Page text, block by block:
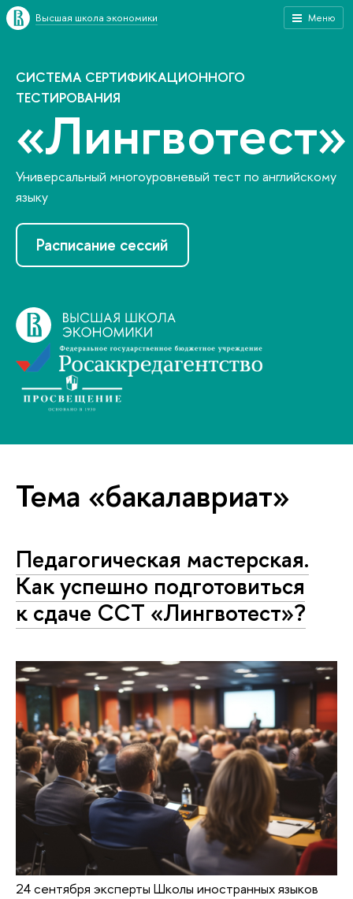
Меню
Высшая школа экономики
СИСТЕМА СЕРТИФИКАЦИОННОГО
ТЕСТИРОВАНИЯ
«Лингвотест»
Универсальный многоуровневый тест по английскому
языку
Расписание сессий
Тема «бакалавриат»
Педагогическая мастерская.
Как успешно подготовиться
к сдаче ССТ «Лингвотест»?
24 сентября эксперты Школы иностранных языков